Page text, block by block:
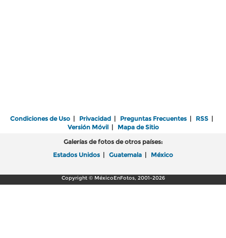
Condiciones de Uso | Privacidad | Preguntas Frecuentes | RSS |
Versión Móvil| Mapa de Sitio
Galerías de fotos de otros países:
Estados Unidos | Guatemala | México
Copyright © MéxicoEnFotos, 2001-2026